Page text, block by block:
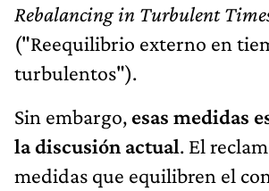
Rebalancing in Turbulent
("Reequilibrio externo en
turbulentos").
Sin embargo, esas medidas
la discusión actual. El
medidas que equilibren el